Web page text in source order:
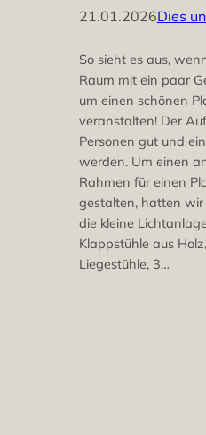
21.01.2026Dies
So sieht es aus,
Raum mit ein paar
um einen schönen
veranstalten! Der
Personen gut und
werden. Um einen
Rahmen für einen
gestalten, hatten
die kleine
Klappstühle aus
Liegestühle, 3…